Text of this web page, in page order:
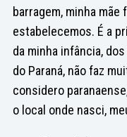
barragem, minha
estabelecemos. É a
da minha infância,
do Paraná, não faz
considero
o local onde nasci,